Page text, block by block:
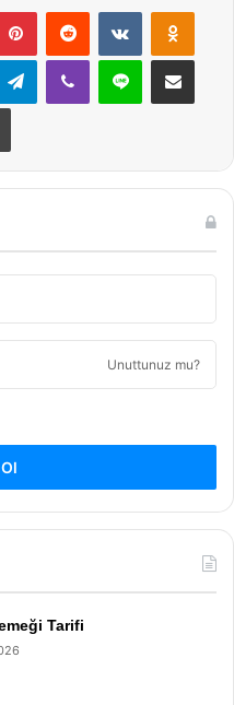
PinterestReddit VKontakte
TelegramViber Line E-Posta ile
Yazdır
Unuttunuz mu?
Tarifi